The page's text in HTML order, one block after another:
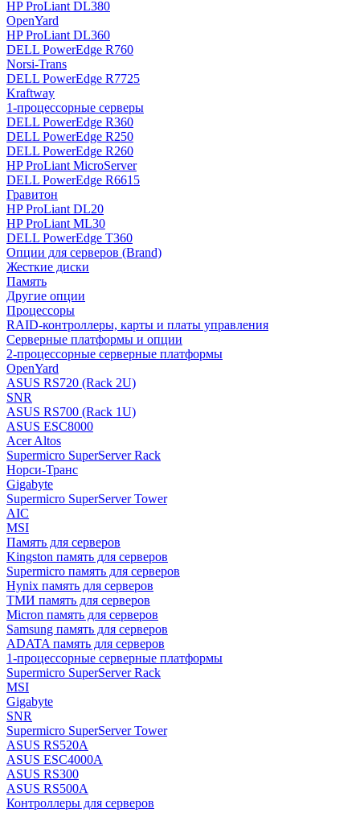
HP ProLiant DL380
OpenYard
HP ProLiant DL360
DELL PowerEdge R760
Norsi-Trans
DELL PowerEdge R7725
Kraftway
1-процессорные серверы
DELL PowerEdge R360
DELL PowerEdge R250
DELL PowerEdge R260
HP ProLiant MicroServer
DELL PowerEdge R6615
Гравитон
HP ProLiant DL20
HP ProLiant ML30
DELL PowerEdge T360
Опции для серверов (Brand)
Жесткие диски
Память
Другие опции
Процессоры
RAID-контроллеры, карты и платы управления
Серверные платформы и опции
2-процессорные серверные платформы
OpenYard
ASUS RS720 (Rack 2U)
SNR
ASUS RS700 (Rack 1U)
ASUS ESC8000
Acer Altos
Supermicro SuperServer Rack
Норси-Транс
Gigabyte
Supermicro SuperServer Tower
AIC
MSI
Память для серверов
Kingston память для серверов
Supermicro память для серверов
Hynix память для серверов
ТМИ память для серверов
Micron память для серверов
Samsung память для серверов
ADATA память для серверов
1-процессорные серверные платформы
Supermicro SuperServer Rack
MSI
Gigabyte
SNR
Supermicro SuperServer Tower
ASUS RS520A
ASUS ESC4000A
ASUS RS300
ASUS RS500A
Контроллеры для серверов